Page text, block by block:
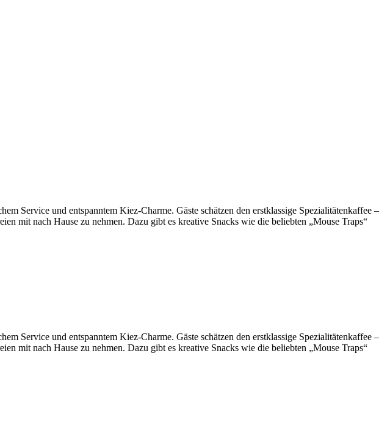
Service und entspanntem Kiez-Charme. Gäste schätzen den erstklassige Spezialitätenkaffee –
mit nach Hause zu nehmen. Dazu gibt es kreative Snacks wie die beliebten „Mouse Traps“
Service und entspanntem Kiez-Charme. Gäste schätzen den erstklassige Spezialitätenkaffee –
mit nach Hause zu nehmen. Dazu gibt es kreative Snacks wie die beliebten „Mouse Traps“